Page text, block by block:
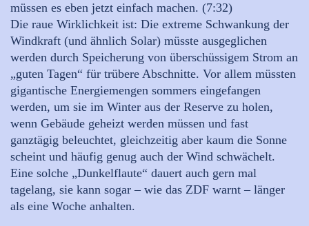
müssen es eben jetzt einfach machen. (7:32)
Die raue Wirklichkeit ist: Die extreme Schwankung der
Windkraft (und ähnlich Solar) müsste ausgeglichen
werden durch Speicherung von überschüssigem Strom an
„guten Tagen“ für trübere Abschnitte. Vor allem müssten
gigantische Energiemengen sommers eingefangen
werden, um sie im Winter aus der Reserve zu holen,
wenn Gebäude geheizt werden müssen und fast
ganztägig beleuchtet, gleichzeitig aber kaum die Sonne
scheint und häufig genug auch der Wind schwächelt.
Eine solche „Dunkelflaute“ dauert auch gern mal
tagelang, sie kann sogar – wie das ZDF warnt – länger
als eine Woche anhalten.